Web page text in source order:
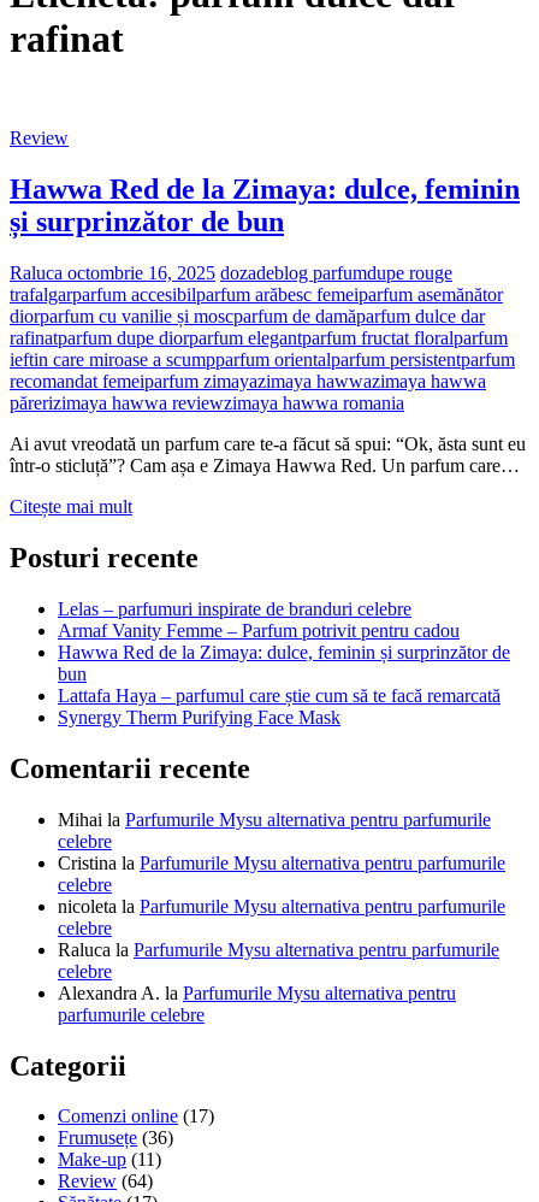
rafinat
Review
Hawwa Red de la Zimaya: dulce, feminin
și surprinzător de bun
Raluca octombrie 16, 2025 dozadeblog parfumdupe rouge
trafalgarparfum accesibilparfum arăbesc femeiparfum asemănător
diorparfum cu vanilie și moscparfum de damăparfum dulce dar
rafinatparfum dupe diorparfum elegantparfum fructat floralparfum
ieftin care miroase a scumpparfum orientalparfum persistentparfum
recomandat femeiparfum zimayazimaya hawwazimaya hawwa
părerizimaya hawwa reviewzimaya hawwa romania
Ai avut vreodată un parfum care te-a făcut să spui: “Ok, ăsta sunt eu
într-o sticluță”? Cam așa e Zimaya Hawwa Red. Un parfum care…
Citește mai multHawwa
la
dulce,
feminin
și
de
bun
Posturi recente
Lelas – parfumuri inspirate de branduri celebre
Armaf Vanity Femme – Parfum potrivit pentru cadou
Hawwa Red de la Zimaya: dulce, feminin și surprinzător de
bun
Lattafa Haya – parfumul care știe cum să te facă remarcată
Synergy Therm Purifying Face Mask
Comentarii recente
Mihai la Parfumurile Mysu alternativa pentru parfumurile
celebre
Cristina la Parfumurile Mysu alternativa pentru parfumurile
celebre
nicoleta la Parfumurile Mysu alternativa pentru parfumurile
celebre
Raluca la Parfumurile Mysu alternativa pentru parfumurile
celebre
Alexandra A. la Parfumurile Mysu alternativa pentru
parfumurile celebre
Categorii
Comenzi online (17)
Frumusețe (36)
Make-up (11)
Review (64)